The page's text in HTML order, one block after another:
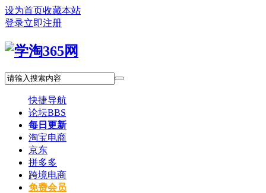
设为首页收藏本站
登录立即注册
快捷导航
论坛BBS
每日更新
淘宝电商
京东
拼多多
跨境电商
免费会员